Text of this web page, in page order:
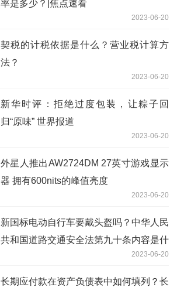
率是多少？|焦点速看
2023-06-20
契税的计税依据是什么？营业税计算方
法？
2023-06-20
新华时评：拒绝过度包装，让粽子回
归“原味” 世界报道
2023-06-20
外星人推出AW2724DM 27英寸游戏显示
器 拥有600nits的峰值亮度
2023-06-20
新国标电动自行车要戴头盔吗？中华人民
共和国道路交通安全法第九十条内容是什
2023-06-20
长期应付款在资产负债表中如何填列？长